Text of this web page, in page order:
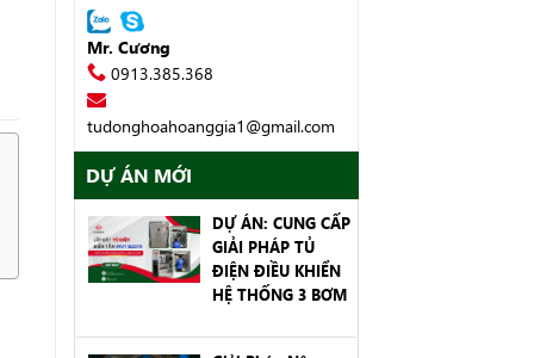
Mr. Cương
0913.385.368
tudonghoahoanggia1@gmail.com
DỰ ÁN MỚI
DỰ ÁN: CUNG CẤP
GIẢI PHÁP TỦ
ĐIỆN ĐIỀU KHIỂN
HỆ THỐNG 3 BƠM
CẨM VĂN, HẢI